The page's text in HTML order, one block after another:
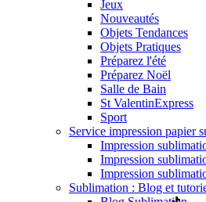
Jeux
Nouveautés
Objets Tendances
Objets Pratiques
Préparez l'été
Préparez Noël
Salle de Bain
St ValentinExpress
Sport
Service impression papier
Impression
Impression
Impression
Sublimation : Blog et